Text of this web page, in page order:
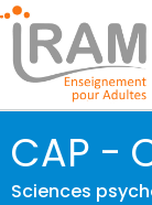
CAP -
Sciences